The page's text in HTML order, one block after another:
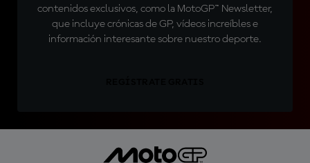
contenidos exclusivos, como la MotoGP™ Newsletter,
que incluye crónicas de GP, vídeos increíbles e
información interesante sobre nuestro deporte.